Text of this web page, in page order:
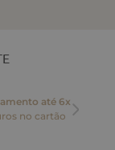
até 6x
no cartão